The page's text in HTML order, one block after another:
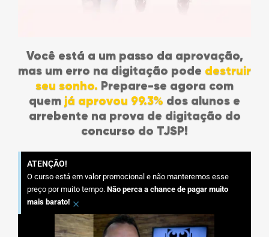
Você está a um passo da aprovação,
mas um erro na digitação pode destruir
seu sonho. Prepare-se agora com
quem já aprovou 99.3% dos alunos e
arrebente na prova de digitação do
concurso do TJSP!
ATENÇÃO!
O curso está em valor promocional e não manteremos esse
preço por muito tempo. Não perca a chance de pagar muito
mais barato! ×